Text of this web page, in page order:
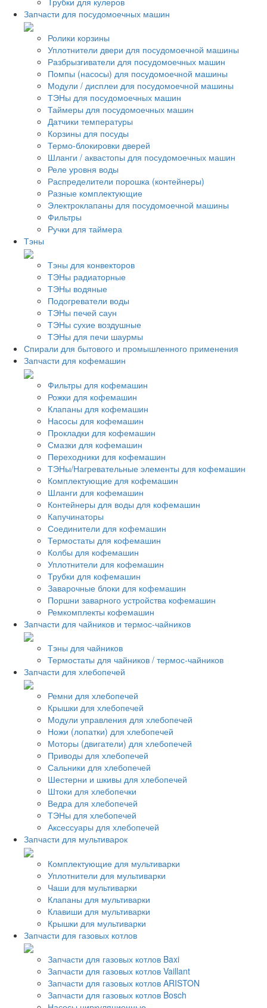
Запчасти для посудомоечных машин
Ролики корзины
Уплотнители двери для посудомоечной машины
Разбрызгиватели для посудомоечных машин
Помпы (насосы) для посудомоечной машины
Модули / дисплеи для посудомоечной машины
ТЭНы для посудомоечных машин
Таймеры для посудомоечных машин
Датчики температуры
Корзины для посуды
Термо-блокировки дверей
Шланги / аквастопы для посудомоечных машин
Реле уровня воды
Распределители порошка (контейнеры)
Разные комплектующие
Электроклапаны для посудомоечной машины
Фильтры
Ручки для таймера
Тэны
Тэны для конвекторов
ТЭНы радиаторные
ТЭНы водяные
Подогреватели воды
ТЭНы печей саун
ТЭНы сухие воздушные
ТЭНы для печи шаурмы
Спирали для бытового и промышленного применения
Запчасти для кофемашин
Фильтры для кофемашин
Рожки для кофемашин
Клапаны для кофемашин
Насосы для кофемашин
Прокладки для кофемашин
Смазки для кофемашин
Переходники для кофемашин
ТЭНы/Нагревательные элементы для кофемашин
Комплектующие для кофемашин
Шланги для кофемашин
Контейнеры для воды для кофемашин
Капучинаторы
Соединители для кофемашин
Термостаты для кофемашин
Колбы для кофемашин
Уплотнители для кофемашин
Трубки для кофемашин
Заварочные блоки для кофемашин
Поршни заварного устройства кофемашин
Ремкомплекты кофемашин
Запчасти для чайников и термос-чайников
Тэны для чайников
Термостаты для чайников / термос-чайников
Запчасти для хлебопечей
Ремни для хлебопечей
Крышки для хлебопечей
Модули управления для хлебопечей
Ножи (лопатки) для хлебопечей
Моторы (двигатели) для хлебопечей
Приводы для хлебопечей
Сальники для хлебопечей
Шестерни и шкивы для хлебопечей
Штоки для хлебопечки
Ведра для хлебопечей
ТЭНы для хлебопечей
Аксессуары для хлебопечей
Запчасти для мультиварок
Комплектующие для мультиварки
Уплотнители для мультиварки
Чаши для мультиварки
Клапаны для мультиварки
Клавиши для мультиварки
Крышки для мультиварки
Запчасти для газовых котлов
Запчасти для газовых котлов Baxi
Запчасти для газовых котлов Vaillant
Запчасти для газовых котлов ARISTON
Запчасти для газовых котлов Bosch